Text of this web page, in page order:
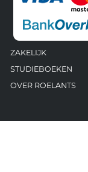
ZAKELIJK
STUDIEBOEKEN
OVER ROELANTS